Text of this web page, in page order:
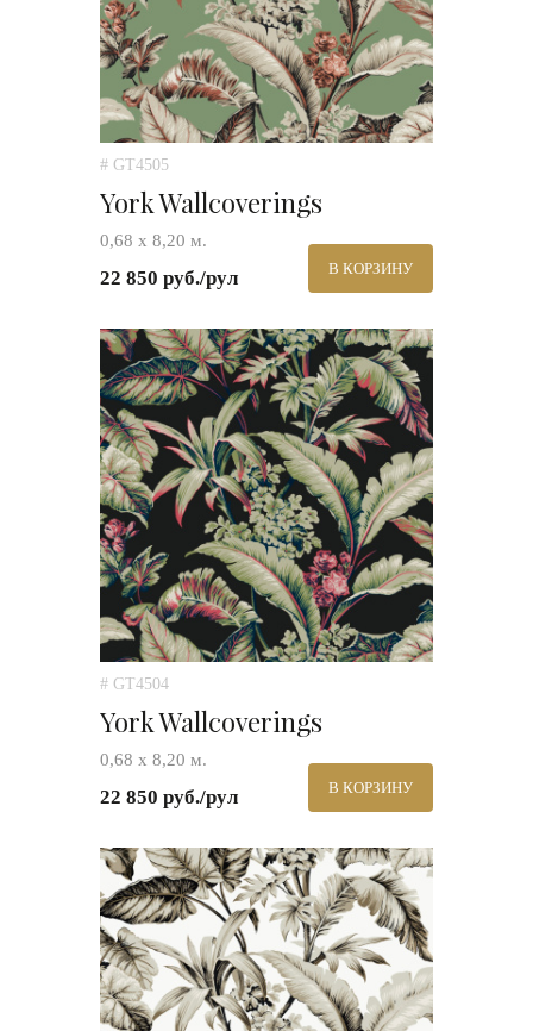
# GT4505
York Wallcoverings
0,68 х 8,20 м.
22 850 руб./рул В КОРЗИНУ
# GT4504
York Wallcoverings
0,68 х 8,20 м.
22 850 руб./рул В КОРЗИНУ